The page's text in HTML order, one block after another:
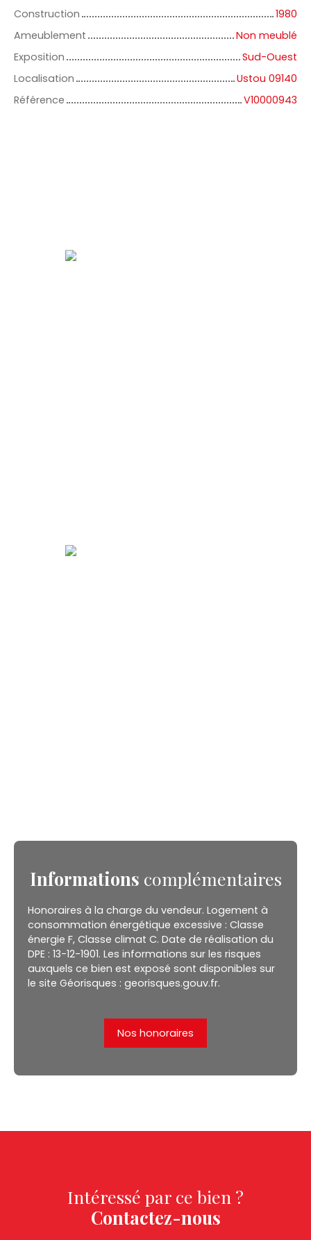
Construction
1980
Ameublement
Non meublé
Exposition
Sud-Ouest
Localisation
Ustou 09140
Référence
V10000943
Informations complémentaires
Honoraires à la charge du vendeur. Logement à
consommation énergétique excessive : Classe
énergie F, Classe climat C. Date de réalisation du
DPE : 13-12-1901. Les informations sur les risques
auxquels ce bien est exposé sont disponibles sur
le site Géorisques : georisques.gouv.fr.
Nos honoraires
Intéressé par ce bien ?
Contactez-nous